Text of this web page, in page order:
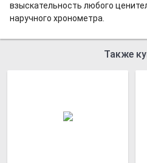
взыскательность любого
наручного хронометра.
Также